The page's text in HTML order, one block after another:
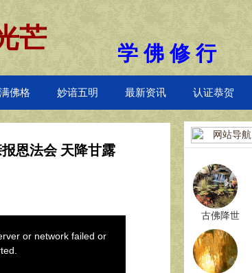
佛格 妙谙五明 最新资讯 认证恭贺
芒
学 佛 修 行
网站导航
古佛降世
恩法会 天降甘露